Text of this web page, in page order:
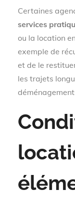
Certaines
services
ou la location
exemple de
et de le
les trajets